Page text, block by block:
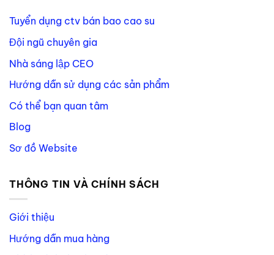
Tuyển dụng ctv bán bao cao su
Đội ngũ chuyên gia
Nhà sáng lập CEO
Hướng dẫn sử dụng các sản phẩm
Có thể bạn quan tâm
Blog
Sơ đồ Website
THÔNG TIN VÀ CHÍNH SÁCH
Giới thiệu
Hướng dẫn mua hàng